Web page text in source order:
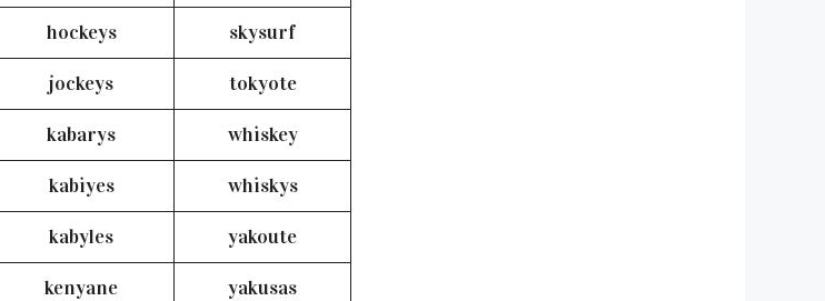
hockeys skysurf
jockeys tokyote
kabarys whiskey
kabiyes whiskys
kabyles yakoute
kenyane yakusas